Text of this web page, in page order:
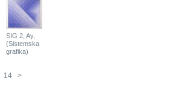
SIG 2, Ay,
(Sistemska
grafika)
14 >